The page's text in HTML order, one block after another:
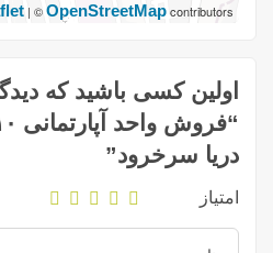
| ©OpenStreetMapcontributors
اولین کسی باشید که
دریا سرخرود”
امتیاز